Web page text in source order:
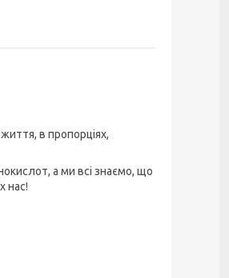
в пропорціях,
а ми всі знаємо, що
нас!